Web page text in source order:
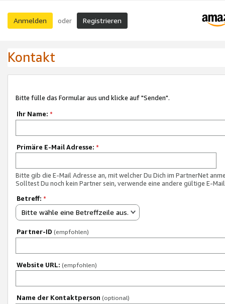
Anmelden oder Registrieren
Kontakt
Bitte fülle das Formular aus und klicke auf "Senden".
Ihr Name: *
Primäre E-Mail Adresse: *
Bitte gib die E-Mail Adresse an, mit welcher Du Dich im PartnerNet
Solltest Du noch kein Partner sein, verwende eine andere gültige E-
Betreff: *
Bitte wähle eine Betreffzeile aus.
Partner-ID (empfohlen)
Website URL: (empfohlen)
Name der Kontaktperson (optional)